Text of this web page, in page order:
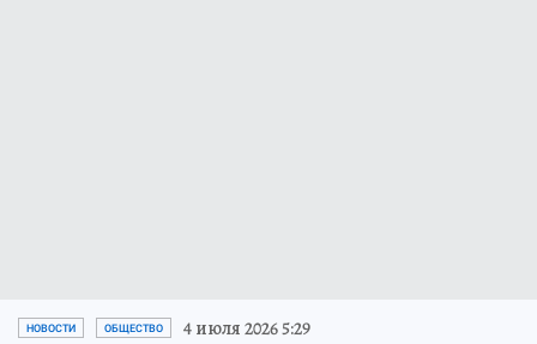
НОВОСТИ ОБЩЕСТВО 4 июля 2026 5:29